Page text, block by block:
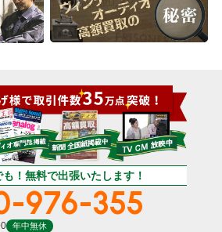
！無料で出張いたします！
976-355
年中無休